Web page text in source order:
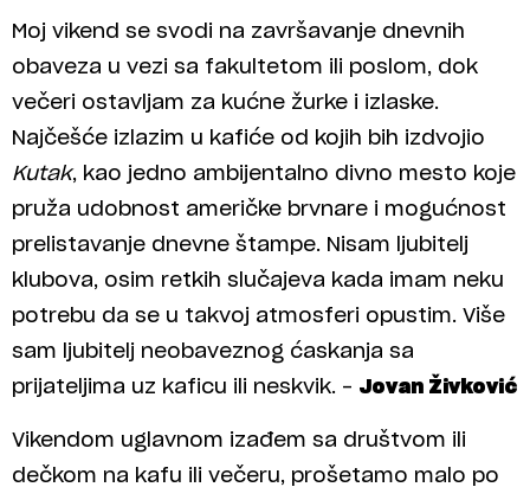
Moj vikend se svodi na završavanje dnevnih
obaveza u vezi sa fakultetom ili poslom, dok
večeri ostavljam za kućne žurke i izlaske.
Najčešće izlazim u kafiće od kojih bih izdvojio
Kutak, kao jedno ambijentalno divno mesto koje
pruža udobnost američke brvnare i mogućnost
prelistavanje dnevne štampe. Nisam ljubitelj
klubova, osim retkih slučajeva kada imam neku
potrebu da se u takvoj atmosferi opustim. Više
sam ljubitelj neobaveznog ćaskanja sa
prijateljima uz kaficu ili neskvik. – Jovan Živković
Vikendom uglavnom izađem sa društvom ili
dečkom na kafu ili večeru, prošetamo malo po